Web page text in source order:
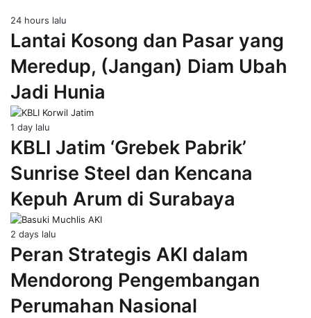
24 hours lalu
Lantai Kosong dan Pasar yang
Meredup, (Jangan) Diam Ubah
Jadi Hunia
1 day lalu
KBLI Jatim ‘Grebek Pabrik’
Sunrise Steel dan Kencana
Kepuh Arum di Surabaya
2 days lalu
Peran Strategis AKI dalam
Mendorong Pengembangan
Perumahan Nasional